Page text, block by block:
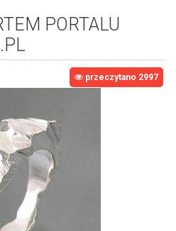
PORTALU
przeczytano 2997